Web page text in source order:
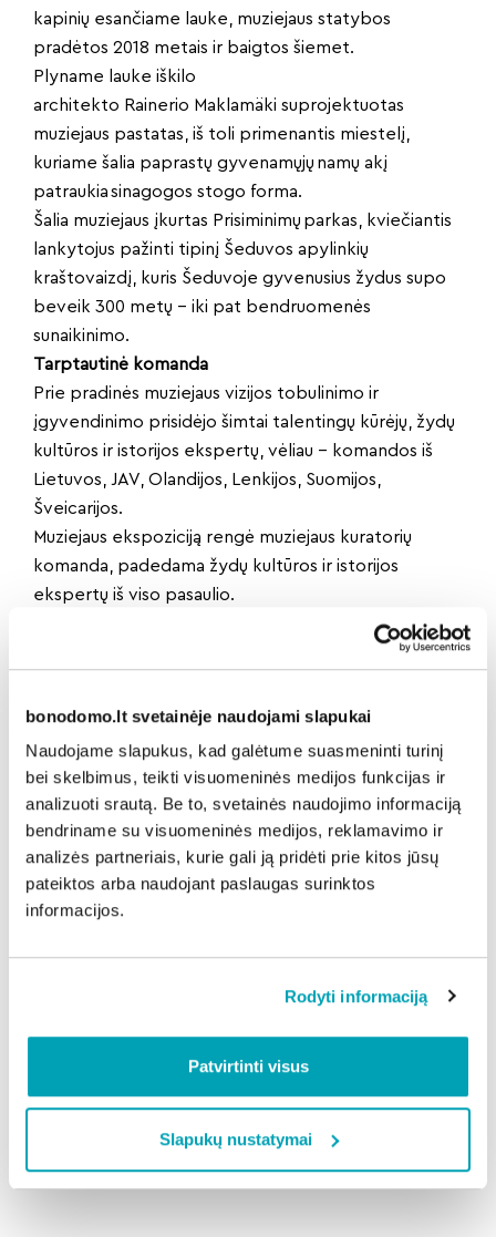
bonodomo.lt svetainėje naudojami slapukai
Naudojame slapukus, kad galėtume suasmeninti turinį
bei skelbimus, teikti visuomeninės medijos funkcijas ir
analizuoti srautą. Be to, svetainės naudojimo informaciją
bendriname su visuomeninės medijos, reklamavimo ir
analizės partneriais, kurie gali ją pridėti prie kitos jūsų
pateiktos arba naudojant paslaugas surinktos
informacijos.
Rodyti informaciją
Patvirtinti visus
Slapukų nustatymai
kapinių esančiame lauke, muziejaus statybos
pradėtos 2018 metais ir baigtos šiemet.
Plyname lauke iškilo
architekto Rainerio Maklamäki suprojektuotas
muziejaus pastatas, iš toli primenantis miestelį,
kuriame šalia paprastų gyvenamųjų namų akį
patraukia sinagogos stogo forma.
Šalia muziejaus įkurtas Prisiminimų parkas, kviečiantis
lankytojus pažinti tipinį Šeduvos apylinkių
kraštovaizdį, kuris Šeduvoje gyvenusius žydus supo
beveik 300 metų – iki pat bendruomenės
sunaikinimo.
Tarptautinė komanda
Prie pradinės muziejaus vizijos tobulinimo ir
įgyvendinimo prisidėjo šimtai talentingų kūrėjų, žydų
kultūros ir istorijos ekspertų, vėliau – komandos iš
Lietuvos, JAV, Olandijos, Lenkijos, Suomijos,
Šveicarijos.
Muziejaus ekspoziciją rengė muziejaus kuratorių
komanda, padedama žydų kultūros ir istorijos
ekspertų iš viso pasaulio.
Muziejui pavyko suburti itin stiprią tarptautinę
prof. Timothy Snyder, dr. Christoph Dieckmann,
prof. Ruth Leiserowitz, dr. Lara Lempert ir dr. Zigmas
Vitkus.
Kviečia registruotis
Muziejaus lankymas, ekskursijos bei
edukacijos yra nemokamos, tačiau lankytojai turi iš
anksto užsisakyti nemokamus bilietus tiek
Atgal